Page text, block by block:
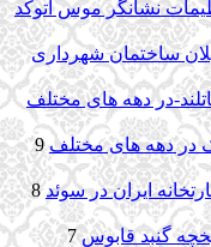
نشانگر موس اتوکد
ساختمان شهرداری
در دهه های مختلف
در دهه های مختلف 9
ایران در سوئد 8
گنبد قابوس 7